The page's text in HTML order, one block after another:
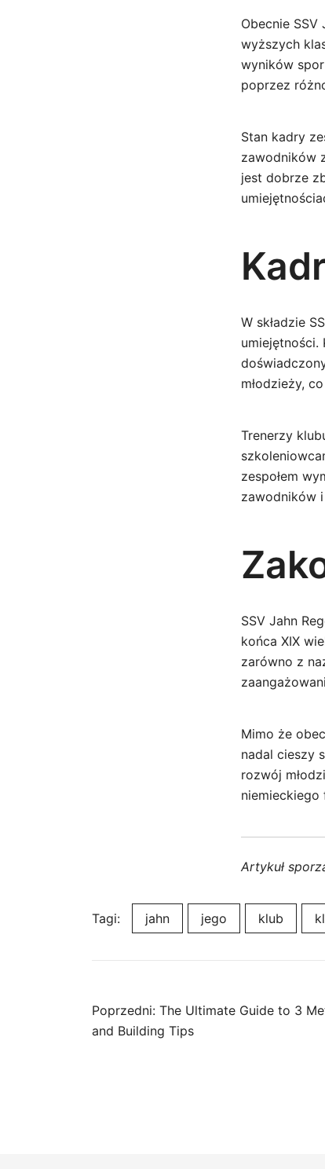
Obecnie
wyższych
wyników
poprzez
Stan kadry
zawodników
jest dobrze
W składzie
umiejętności.
młodzieży,
Trenerzy
zespołem
zawodników
SSV Jahn
końca XIX
zarówno z
Mimo że
nadal cieszy
rozwój
niemieckiego
Artykuł
Tagi: jahn jego klub
Nawigacja
Poprzedni: The Ultimate Guide to 3
and Building Tips